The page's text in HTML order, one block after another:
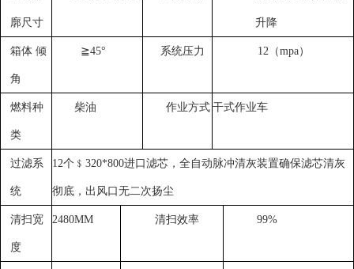
廓尺寸 升降
箱体 倾
角
≧45° 系统压力 12（mpa）
燃料种
类
柴油 作业方式 干式作业车
过滤系
统
12个﹩320*800进口滤芯，全自动脉冲清灰装置确保滤芯清灰
彻底，出风口无二次扬尘
清扫宽
度
2480MM 清扫效率 99%